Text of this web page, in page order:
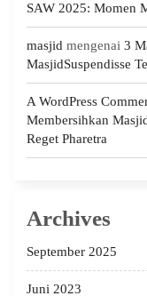
SAW 2025: Momen
masjid mengenai 3
MasjidSuspendisse
A WordPress
Membersihkan
Reget Pharetra
Archives
September 2025
Juni 2023